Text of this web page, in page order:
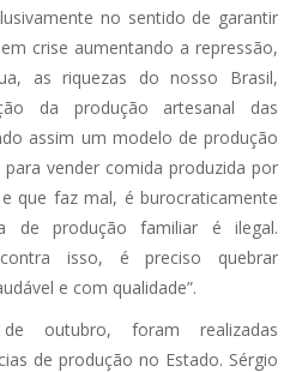
no sentido de garantir
crise aumentando a repressão,
as riquezas do nosso Brasil,
da produção artesanal das
assim um modelo de produção
para vender comida produzida por
que faz mal, é burocraticamente
de produção familiar é ilegal.
isso, é preciso quebrar
e com qualidade”.
outubro, foram realizadas
de produção no Estado. Sérgio